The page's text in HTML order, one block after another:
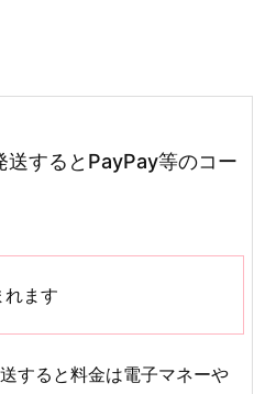
送するとPayPay等のコー
れます
すると料金は電子マネーや